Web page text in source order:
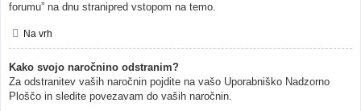
forumu” na dnu stranipred vstopom na temo.
Na vrh
Kako svojo naročnino odstranim?
Za odstranitev vaših naročnin pojdite na vašo Uporabniško Nadzorno
Ploščo in sledite povezavam do vaših naročnin.